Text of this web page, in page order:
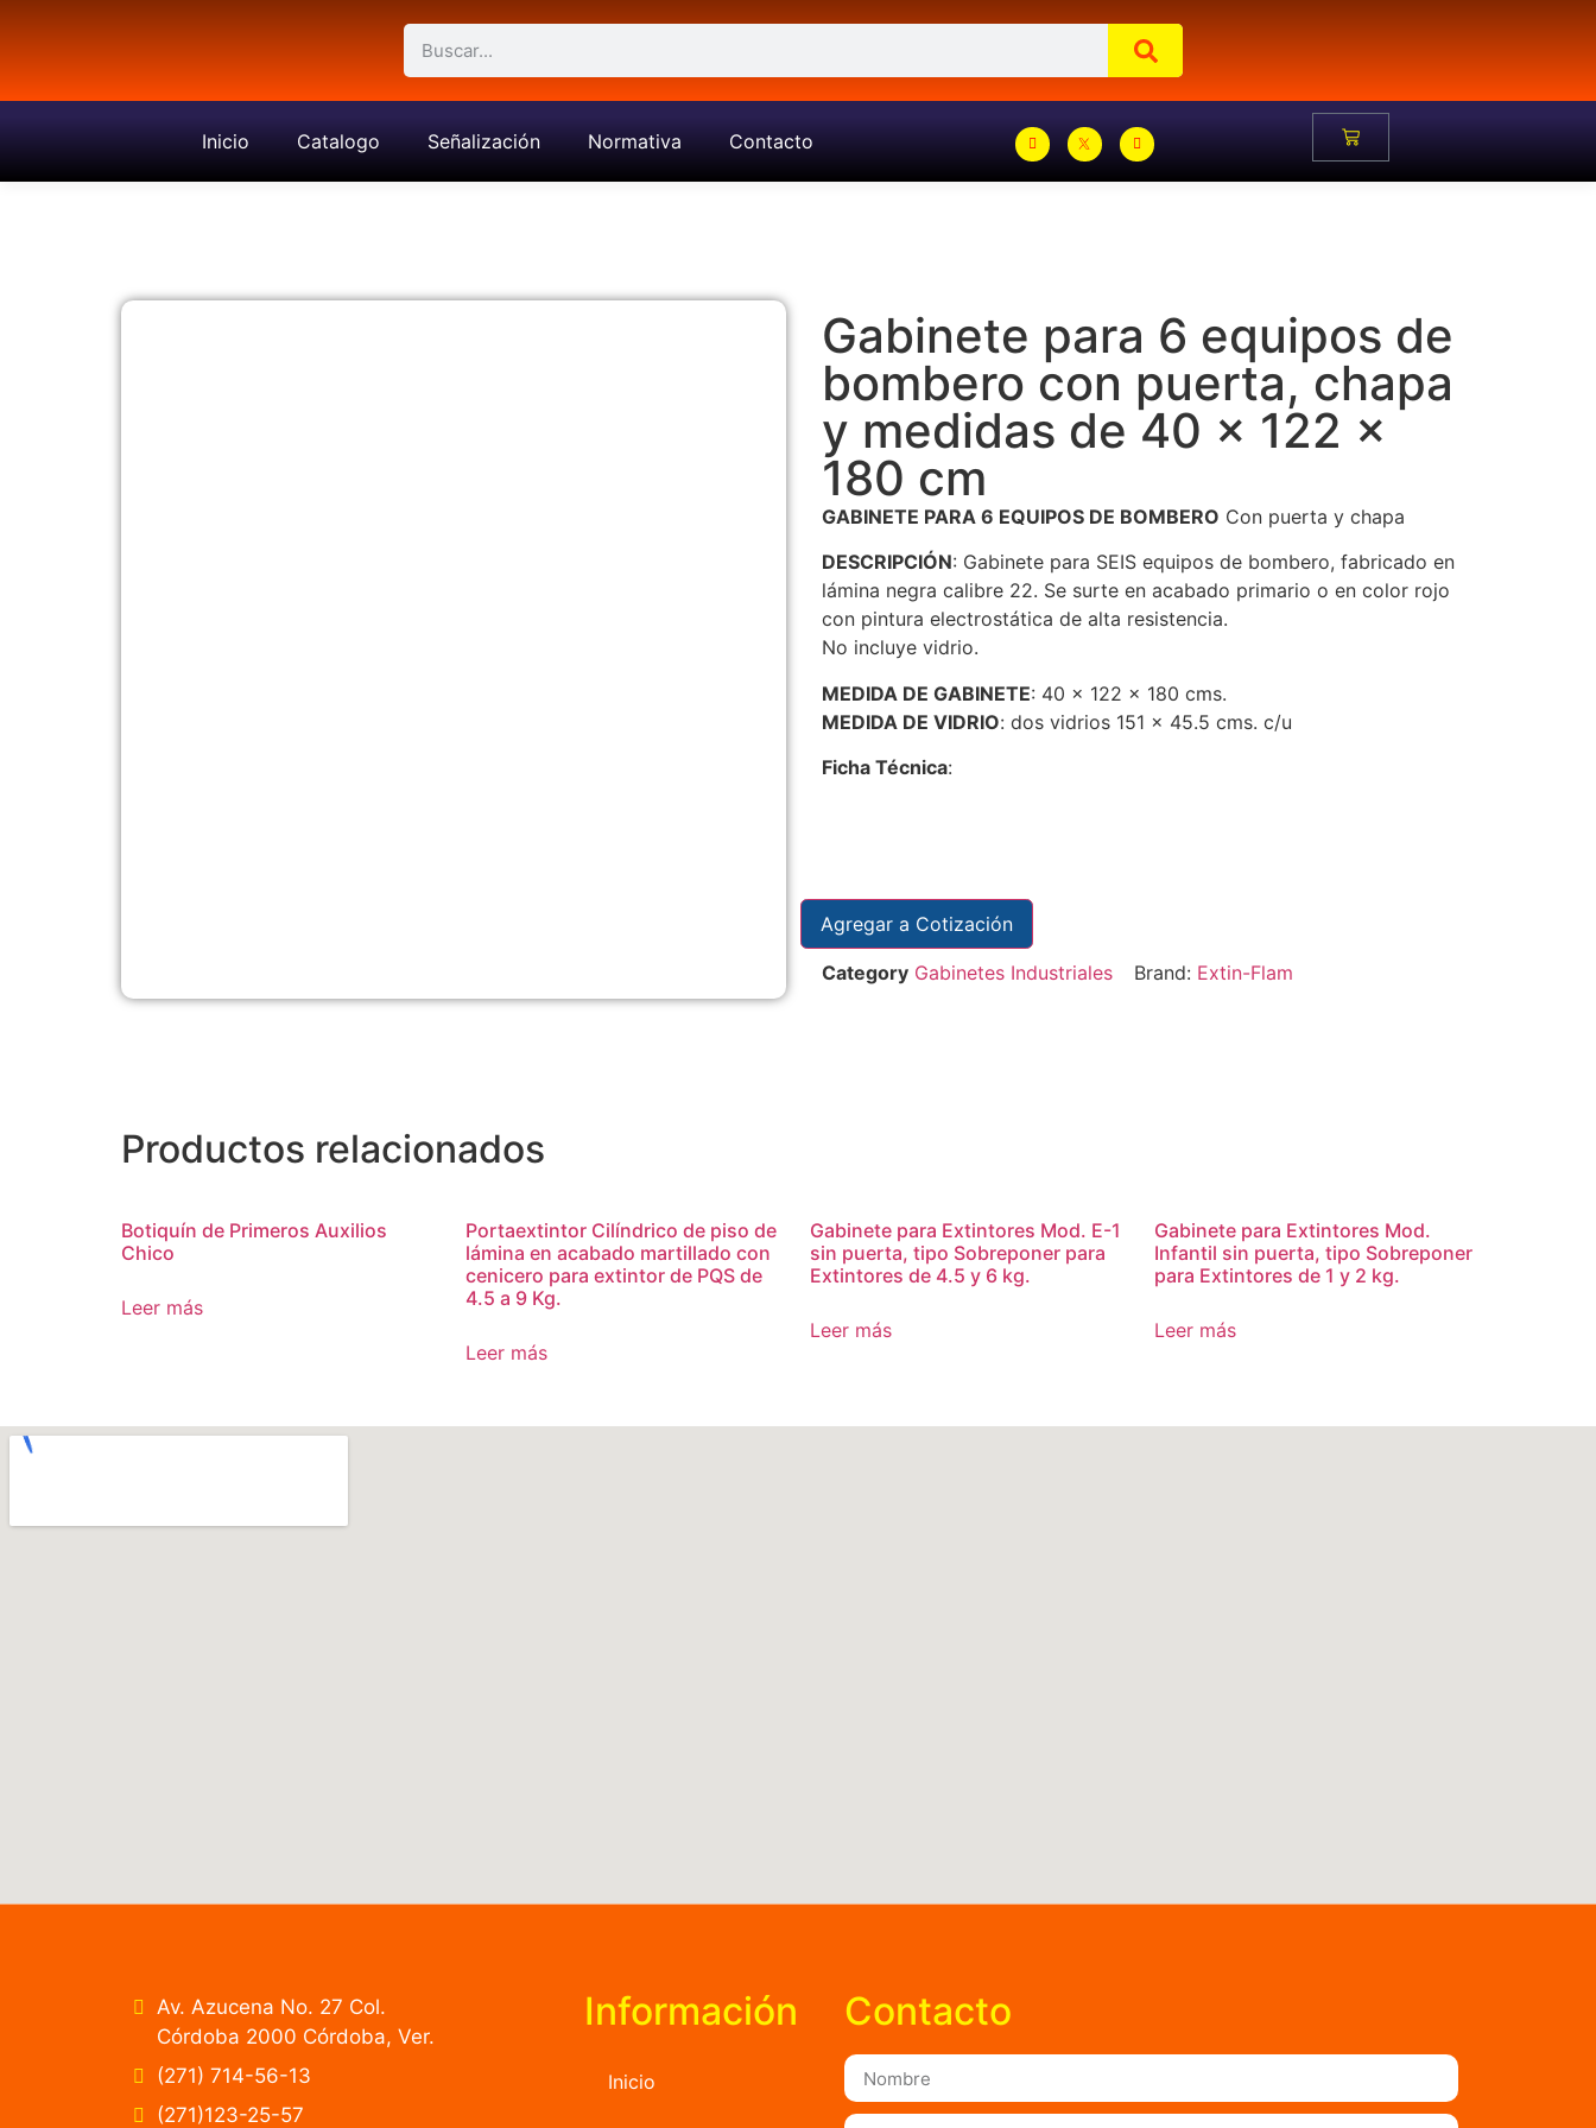
Inicio Catalogo Señalización Normativa Contacto
Gabinete para 6 equipos de
bombero con puerta, chapa
y medidas de 40 x 122 x
180 cm
GABINETE PARA 6 EQUIPOS DE BOMBERO Con puerta y chapa
DESCRIPCIÓN: Gabinete para SEIS equipos de bombero, fabricado en
lámina negra calibre 22. Se surte en acabado primario o en color rojo
con pintura electrostática de alta resistencia.
No incluye vidrio.
MEDIDA DE GABINETE: 40 x 122 x 180 cms.
MEDIDA DE VIDRIO: dos vidrios 151 x 45.5 cms. c/u
Ficha Técnica:
Agregar a Cotización
Category Gabinetes Industriales Brand: Extin-Flam
Productos relacionados
Botiquín de Primeros Auxilios
Chico
Leer más
Portaextintor Cilíndrico de piso de
lámina en acabado martillado con
cenicero para extintor de PQS de
4.5 a 9 Kg.
Leer más
Gabinete para Extintores Mod. E-1
sin puerta, tipo Sobreponer para
Extintores de 4.5 y 6 kg.
Leer más
Gabinete para Extintores Mod.
Infantil sin puerta, tipo Sobreponer
para Extintores de 1 y 2 kg.
Leer más
Av. Azucena No. 27 Col.
Córdoba 2000 Córdoba, Ver.
(271) 714-56-13
(271)123-25-57
Información
Inicio
Contacto